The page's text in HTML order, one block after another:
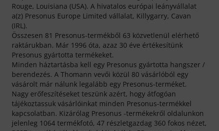
Rouge, Louisiana (USA). A hivatalos európai leányvállalat
a(z) Presonus Europe Limited vállalat, Killygarry, Cavan
(IRL).
Összesen 81 Presonus-termékből 63 közvetlenül elérhető
raktárukban. Már 1996 óta, azaz 30 éve értékesítünk
Presonus gyártotta termékeket.
Minden háztartásba kell egy Presonus gyártotta hangszer /
berendezés. A Thomann vevői közül 80 vásárlóból egy
vásárolt már nálunk legalább egy Presonus-terméket.
Nagy erőfeszítéseket teszünk azért, hogy átfogóan
tájékoztassuk vásárlóinkat minden Presonus-termékkel
kapcsolatban. Kizárólag Presonus -termékekről oldalunkon
jelenleg 1064 termékfotó, 47 részletgazdag 360 fokos nézet,